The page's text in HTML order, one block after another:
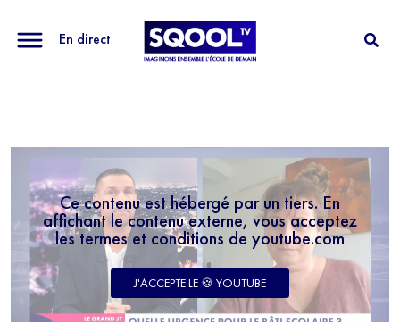
En direct
Ce contenu est hébergé par un tiers. En
affichant le contenu externe, vous acceptez
les termes et conditions de youtube.com
J'ACCEPTE LE 🍪 YOUTUBE